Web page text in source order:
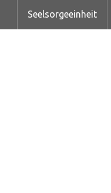
Seelsorgeeinheit